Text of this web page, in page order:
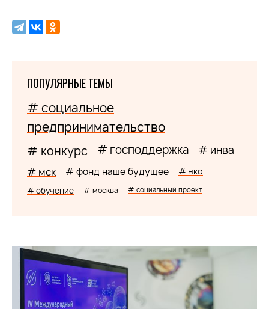
ПОПУЛЯРНЫЕ ТЕМЫ
# социальное
предпринимательство
# конкурс # господдержка # инва
# мск # фонд наше будущее # нко
# обучение # москва # социальный проект